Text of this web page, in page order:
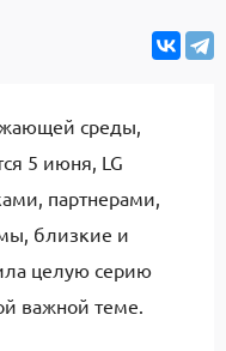
среды,
5 июня, LG
партнерами,
близкие и
целую серию
важной теме.